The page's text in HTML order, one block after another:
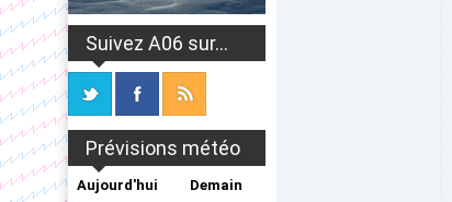
Suivez A06 sur...
Prévisions météo
Aujourd'hui Demain